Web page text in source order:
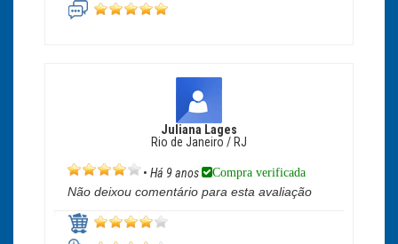
Juliana Lages
Rio de Janeiro / RJ
• Há 9 anos Compra verificada
Não deixou comentário para esta avaliação